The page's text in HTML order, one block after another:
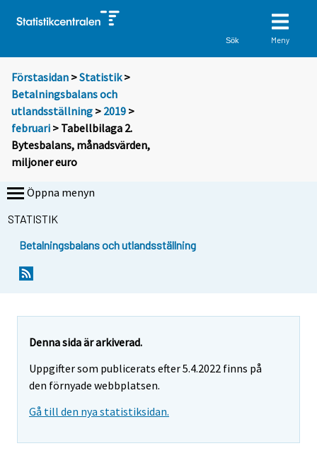
Sök Meny
Förstasidan >Statistik >
Betalningsbalans och
utlandsställning > 2019 >
februari > Tabellbilaga 2.
Bytesbalans, månadsvärden,
miljoner euro
Öppna menyn
STATISTIK
Betalningsbalans och utlandsställning
Denna sida är arkiverad.
Uppgifter som publicerats efter 5.4.2022 finns på
den förnyade webbplatsen.
Gå till den nya statistiksidan.